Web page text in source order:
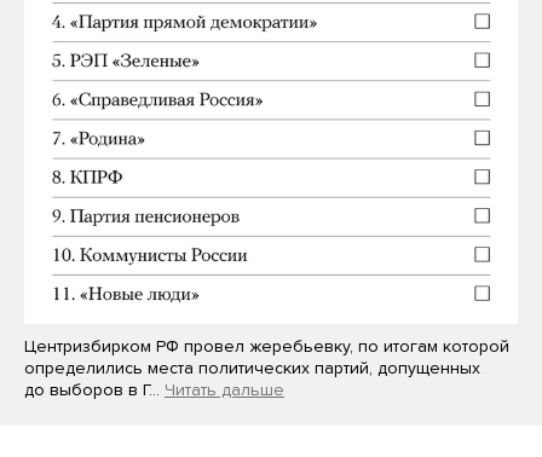
Центризбирком РФ провел жеребьевку, по итогам которой
определились места политических партий, допущенных
до выборов в Г… Читать дальше